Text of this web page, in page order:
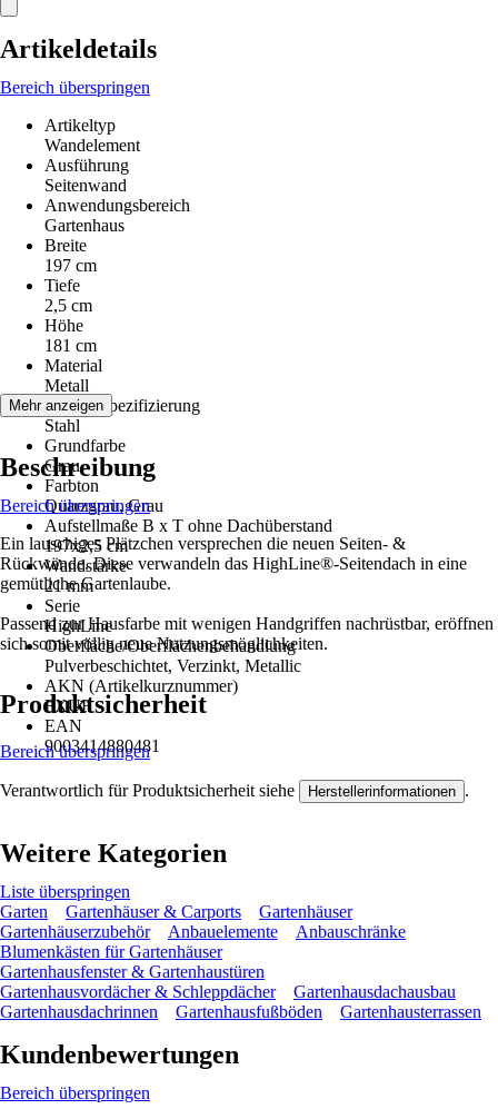
Artikeldetails
Bereich überspringen
Artikeltyp
Wandelement
Ausführung
Seitenwand
Anwendungsbereich
Gartenhaus
Breite
197 cm
Tiefe
2,5 cm
Höhe
181 cm
Material
Metall
Materialspezifizierung
Stahl
Grundfarbe
Grau
Farbton
Quarzgrau, Grau
Aufstellmaße B x T ohne Dachüberstand
197x2,5 cm
Wandstärke
21 mm
Serie
HighLine
Oberfläche/Oberflächenbehandlung
Pulverbeschichtet, Verzinkt, Metallic
AKN (Artikelkurznummer)
FXUF
EAN
9003414880481
Mehr anzeigen
Beschreibung
Bereich überspringen
Ein lauschiges Plätzchen versprechen die neuen Seiten- &
Rückwände. Diese verwandeln das HighLine®-Seitendach in eine
gemütliche Gartenlaube.
Passend zur Hausfarbe mit wenigen Handgriffen nachrüstbar, eröffnen
sich somit völlig neue Nutzungsmöglichkeiten.
Produktsicherheit
Bereich überspringen
Verantwortlich für Produktsicherheit siehe Herstellerinformationen .
Weitere Kategorien
Liste überspringen
Garten
Gartenhäuser & Carports
Gartenhäuser
Gartenhäuserzubehör
Anbauelemente
Anbauschränke
Blumenkästen für Gartenhäuser
Gartenhausfenster & Gartenhaustüren
Gartenhausvordächer & Schleppdächer
Gartenhausdachausbau
Gartenhausdachrinnen
Gartenhausfußböden Gartenhausterrassen
Kundenbewertungen
Bereich überspringen